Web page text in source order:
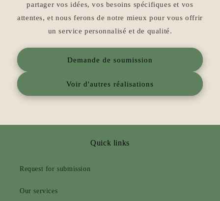
partager vos idées, vos besoins spécifiques et vos
attentes, et nous ferons de notre mieux pour vous offrir
un service personnalisé et de qualité.
Demande de soumission
Voir d'autres réalisations
Quick links
Request for submission
Our services